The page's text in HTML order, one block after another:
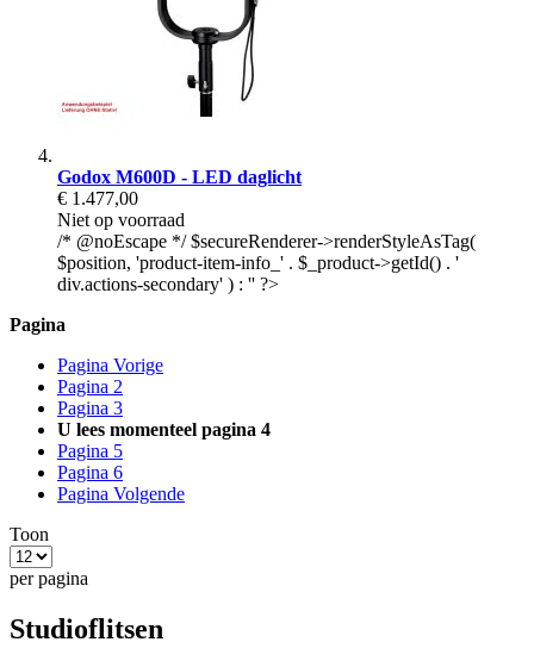
Godox M600D - LED daglicht
€ 1.477,00
Niet op voorraad
/* @noEscape */ $secureRenderer->renderStyleAsTag(
$position, 'product-item-info_' . $_product->getId() . '
div.actions-secondary' ) : '' ?>
Pagina
Pagina Vorige
Pagina 2
Pagina 3
U lees momenteel pagina 4
Pagina 5
Pagina 6
Pagina Volgende
Toon
per pagina
Studioflitsen